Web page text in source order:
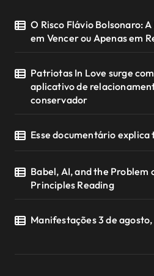
O Risco Flávio Bolsonaro:
em Vencer ou Apenas em
Patriotas In Love surge
aplicativo de
conservador
Esse documentário explica
Babel, AI, and the Problem
Principles Reading
Manifestações 3 de